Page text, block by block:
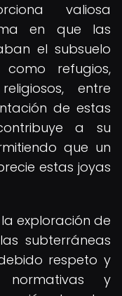
valiosa
en que las
el subsuelo
refugios,
entre
de estas
a su
que un
estas joyas
exploración de
subterráneas
respeto y
normativas y